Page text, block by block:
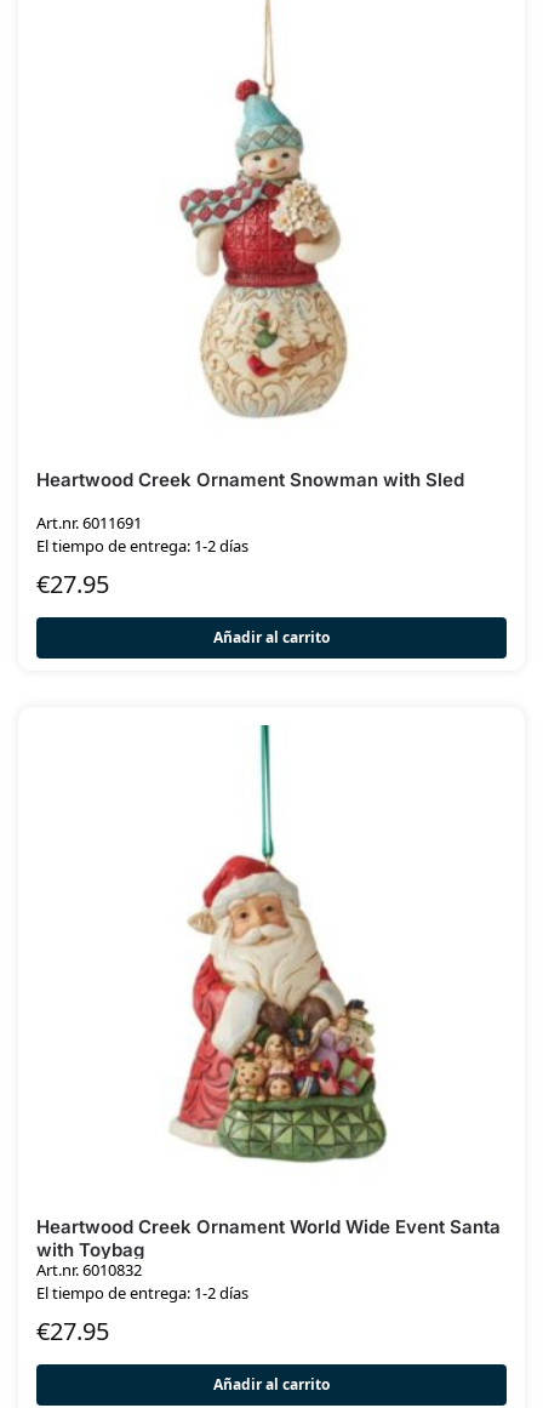
Heartwood Creek Ornament Snowman with Sled
Art.nr. 6011691
El tiempo de entrega: 1-2 días
€27.95
Añadir al carrito
Heartwood Creek Ornament World Wide Event Santa
with Toybag
Art.nr. 6010832
El tiempo de entrega: 1-2 días
€27.95
Añadir al carrito